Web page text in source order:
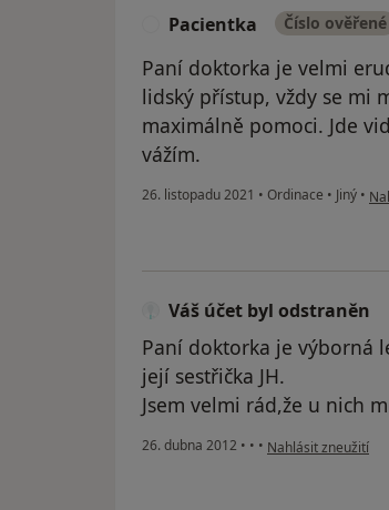
Pacientka Číslo ověřené
Paní doktorka je velmi
lidský přístup, vždy se mi
maximálně pomoci. Jde
vážím.
26. listopadu 2021 • Ordinace • Jiný •
Váš účet byl odstraněn
Paní doktorka je výborná
její sestřička JH.
Jsem velmi rád,že u nich
26. dubna 2012 • • • podle názoru
Nahlásit zneužití